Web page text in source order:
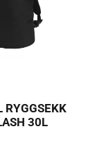
RYGGSEKK
30L